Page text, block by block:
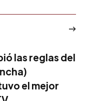
las reglas del
el mejor